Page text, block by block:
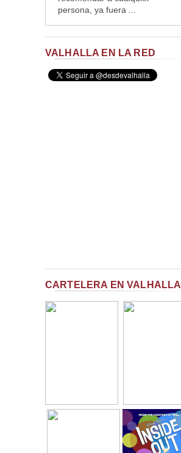
persona, ya fuera ...
VALHALLA EN LA RED
CARTELERA EN VALHALLA